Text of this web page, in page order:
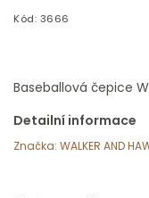
Kód: 3666
Baseballová čepice
Detailní informace
Značka: WALKER AND